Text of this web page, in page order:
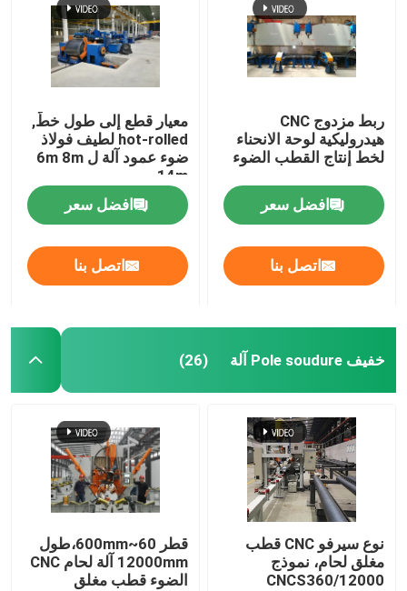
ربط مزدوج CNC
هيدروليكية لوحة الانحناء
لخط إنتاج القطب الضوء
افضل سعر
اتصل بنا
معيار قطع إلى طول خطّ,
hot-rolled لطيف فولاذ
ضوء عمود آلة ل 6m 8m
14m
افضل سعر
اتصل بنا
خفيف Pole soudure آلة (26)
نوع سيرفو CNC قطب
مغلق لحام، نموذج
CNCS360/12000
قطر 60~600mm،طول
12000mm آلة لحام CNC
الضوء قطب مغلق